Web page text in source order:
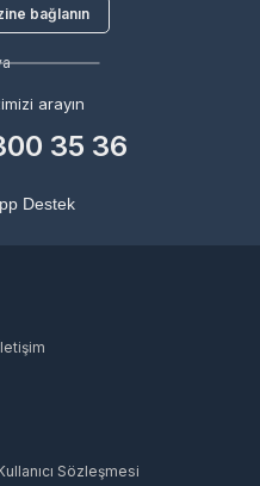
bağlanın
arayın
35 36
Destek
Sözleşmesi